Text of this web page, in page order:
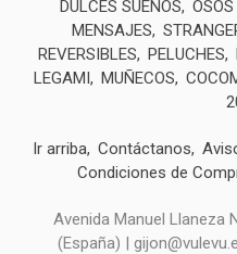
DULCES SUEÑOS
MENSAJES
REVERSIBLES
PELUCHES
LEGAMI
MUÑECOS
Ir arriba Contáctanos
Condiciones de
Avenida Manuel Llaneza
(España) |